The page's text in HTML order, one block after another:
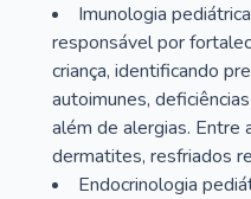
Imunologia
responsável por
criança, identificando
autoimunes,
além de alergias. Entre
dermatites, resfriados
Endocrinologia